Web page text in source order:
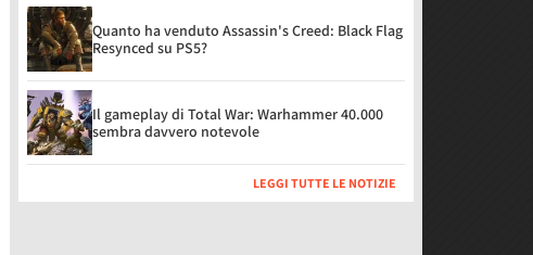
Quanto ha venduto Assassin's Creed: Black Flag
Resynced su PS5?
Il gameplay di Total War: Warhammer 40.000
sembra davvero notevole
LEGGI TUTTE LE NOTIZIE